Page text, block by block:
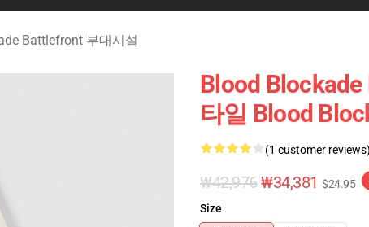
Battlefront 부대시설
Blood
타일 Blood
(1 customer reviews)
₩42,976₩34,381 $24.95
Size